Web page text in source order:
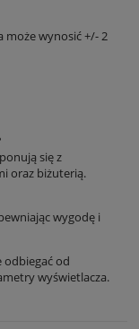
może wynosić +/- 2
się z
oraz biżuterią.
wygodę i
od
wyświetlacza.